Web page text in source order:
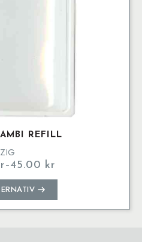
REFILL
ZIG
–45.00 kr
Prisintervall:
35.00 kr
till
45.00 kr